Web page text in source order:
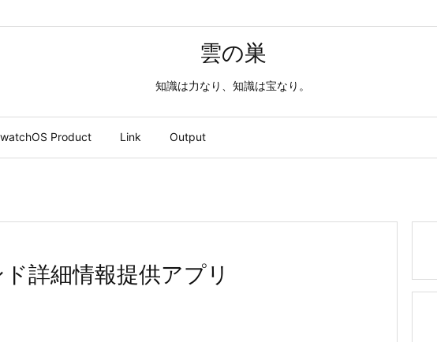
雲の巣
知識は力なり、知識は宝なり。
Product Link Output
詳細情報提供アプリ